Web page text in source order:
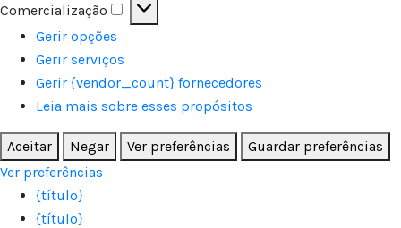
Comercialização
Comercialização
Gerir opções
Gerir serviços
Gerir {vendor_count} fornecedores
Leia mais sobre esses propósitos
Aceitar Negar Ver preferências
Guardar preferências
Ver preferências
{título}
{título}